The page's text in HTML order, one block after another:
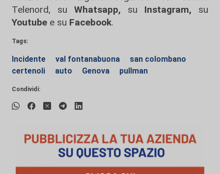
Telenord, su
Whatsapp, su Instagram, su
Youtube e su Facebook.
Tags:
Incidente val fontanabuona
san colombano
certenoli
auto Genova pullman
Condividi: